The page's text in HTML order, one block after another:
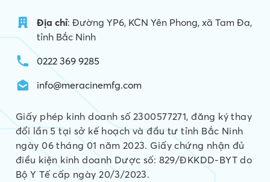
Địa chỉ: Đường YP6, KCN Yên Phong, xã Tam Đa,
tỉnh Bắc Ninh
0222 369 9285
info@meracinemfg.com
Giấy phép kinh doanh số 2300577271, đăng ký thay
đổi lần 5 tại sở kế hoạch và đầu tư tỉnh Bắc Ninh
ngày 06 tháng 01 năm 2023. Giấy chứng nhận đủ
điều kiện kinh doanh Dược số: 829/ĐKKDD-BYT do
Bộ Y Tế cấp ngày 20/3/2023.